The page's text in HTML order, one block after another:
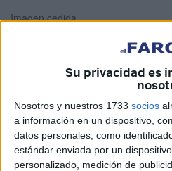
Su privacidad es
Nosotros y nuestros 1733 socios
a información en un dispositivo,
datos personales, como
estándar enviada por un
personalizado, medición de
Imagen cedida
El Club Deportivo Camoens
alcanzar el objetivo. Para ello,
reforzando sus filas, con el fin
dinámica positiva y conseguir
temporada.